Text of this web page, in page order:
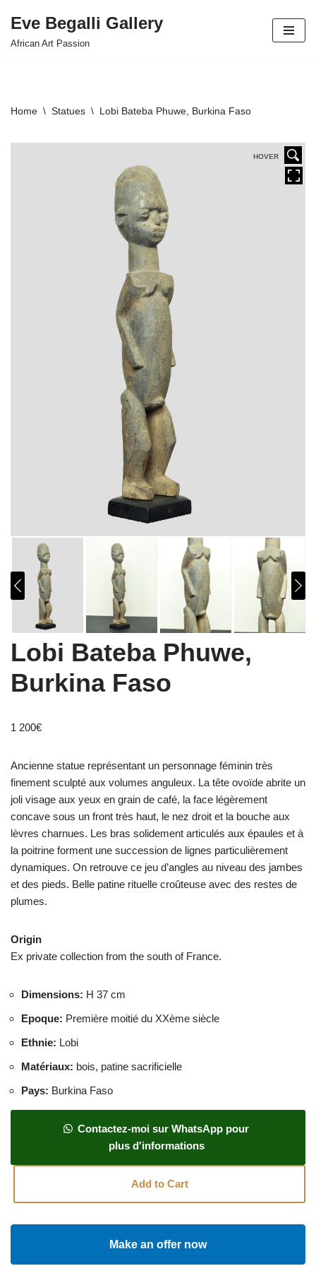
Skip
Eve Begalli Gallery
African Art Passion
Home \ Statues \ Lobi Bateba Phuwe, Burkina Faso
HOVER
Lobi Bateba Phuwe,
Burkina Faso
1 200€
Ancienne statue représentant un personnage féminin très
finement sculpté aux volumes anguleux. La tête ovoïde abrite un
joli visage aux yeux en grain de café, la face légèrement
concave sous un front très haut, le nez droit et la bouche aux
lèvres charnues. Les bras solidement articulés aux épaules et à
la poitrine forment une succession de lignes particulièrement
dynamiques. On retrouve ce jeu d’angles au niveau des jambes
et des pieds. Belle patine rituelle croûteuse avec des restes de
plumes.
Origin
Ex private collection from the south of France.
Dimensions: H 37 cm
Epoque: Première moitié du XXème siècle
Ethnie: Lobi
Matériaux: bois, patine sacrificielle
Pays: Burkina Faso
Contactez-moi sur WhatsApp pour
plus d'informations
Add to Cart
Make an offer now